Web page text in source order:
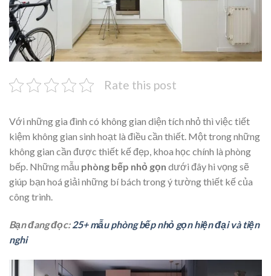
Rate this post
Với những gia đình có không gian diện tích nhỏ thì việc tiết
kiệm không gian sinh hoạt là điều cần thiết. Một trong những
không gian cần được thiết kế đẹp, khoa học chính là phòng
bếp. Những mẫu phòng bếp nhỏ gọn dưới đây hi vọng sẽ
giúp bạn hoá giải những bí bách trong ý tường thiết kế của
công trình.
Bạn đang đọc:25+ mẫu phòng bếp nhỏ gọn hiện đại và tiện
nghi